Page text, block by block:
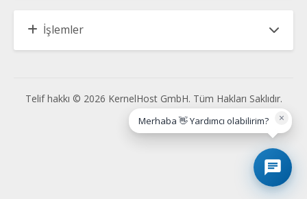
İşlemler
Telif hakkı © 2026 KernelHost GmbH. Tüm Hakları Saklıdır.
×
Merhaba 👋 Yardımcı olabilirim?